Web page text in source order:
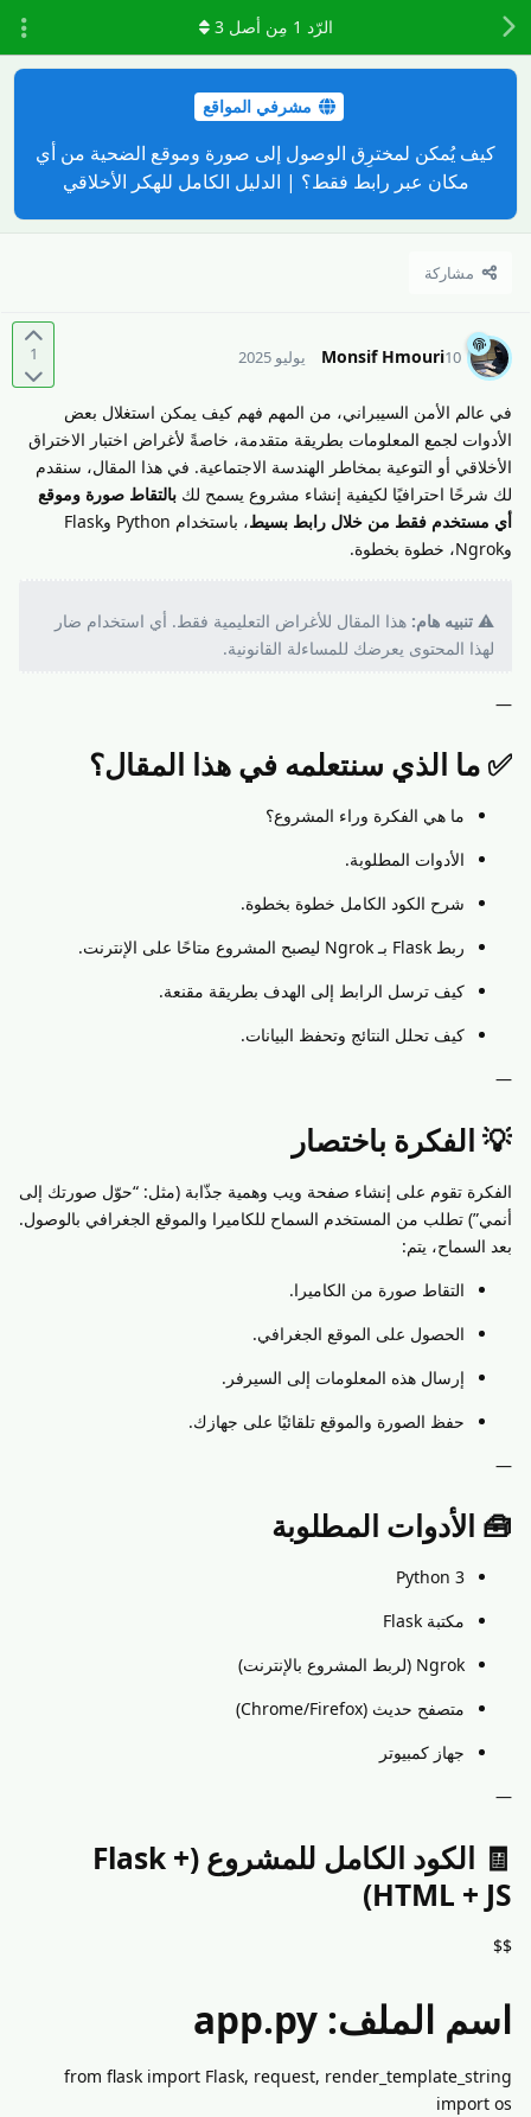
مشرفي المواقع
كيف يُمكن لمخترِق الوصول إلى صورة وموقع الضحية من أي
مكان عبر رابط فقط؟ | الدليل الكامل للهكر الأخلاقي
مشاركة
الرّد 1 مِن أصل3
1 Monsif Hmouri10 يوليو 2025
في عالم الأمن السيبراني، من المهم فهم كيف يمكن استغلال بعض
الأدوات لجمع المعلومات بطريقة متقدمة، خاصةً لأغراض اختبار الاختراق
الأخلاقي أو التوعية بمخاطر الهندسة الاجتماعية. في هذا المقال، سنقدم
لك شرحًا احترافيًا لكيفية إنشاء مشروع يسمح لك بالتقاط صورة وموقع
أي مستخدم فقط من خلال رابط بسيط
، باستخدام Python وFlask
وNgrok، خطوة بخطوة.
⚠️ تنبيه هام: هذا المقال للأغراض التعليمية فقط. أي استخدام ضار
لهذا المحتوى يعرضك للمساءلة القانونية.
—
✅ ما الذي سنتعلمه في هذا المقال؟
ما هي الفكرة وراء المشروع؟
الأدوات المطلوبة.
شرح الكود الكامل خطوة بخطوة.
ربط Flask بـ Ngrok ليصبح المشروع متاحًا على الإنترنت.
كيف ترسل الرابط إلى الهدف بطريقة مقنعة.
كيف تحلل النتائج وتحفظ البيانات.
—
💡 الفكرة باختصار
الفكرة تقوم على إنشاء صفحة ويب وهمية جذّابة (مثل: “حوّل صورتك إلى
أنمي”) تطلب من المستخدم السماح للكاميرا والموقع الجغرافي بالوصول.
بعد السماح، يتم:
التقاط صورة من الكاميرا.
الحصول على الموقع الجغرافي.
إرسال هذه المعلومات إلى السيرفر.
حفظ الصورة والموقع تلقائيًا على جهازك.
—
🧰 الأدوات المطلوبة
Python 3
مكتبة Flask
Ngrok (لربط المشروع بالإنترنت)
متصفح حديث (Chrome/Firefox)
جهاز كمبيوتر
—
🧾 الكود الكامل للمشروع (Flask +
HTML + JS)
$$
اسم الملف: app.py
from flask import Flask, request, render_template_string
import os